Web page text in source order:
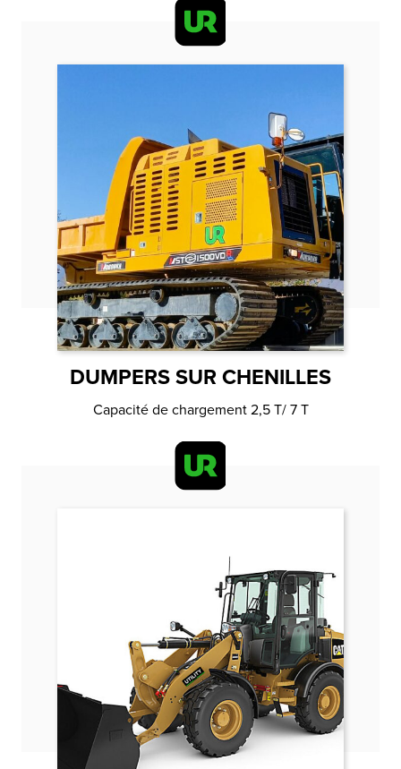
DUMPERS SUR CHENILLES
Capacité de chargement 2,5 T/ 7 T